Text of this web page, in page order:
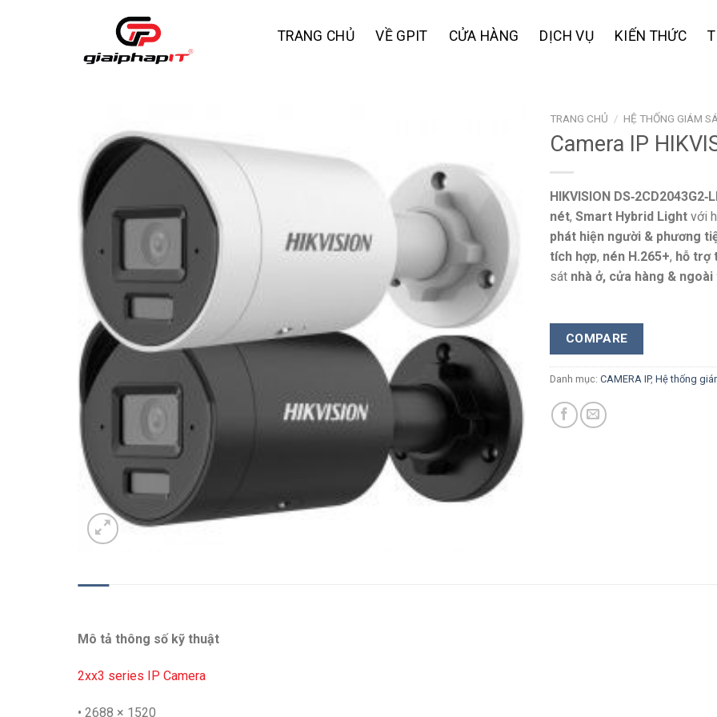
TRANG CHỦ VỀ GPIT CỬA HÀNG DỊCH VỤ KIẾN THỨC
Add to
wishlist
TRANG CHỦ / HỆ THỐNG GIÁM
Camera IP
HIKVISION
nét, Smart Hybrid Light với
phát hiện người & phương
tích hợp, nén H.265+, hỗ trợ
sát nhà ở, cửa hàng &
COMPARE
Danh mục: CAMERA IP, Hệ thống
Mô tả thông số kỹ thuật
2xx3 series IP Camera
• 2688 × 1520